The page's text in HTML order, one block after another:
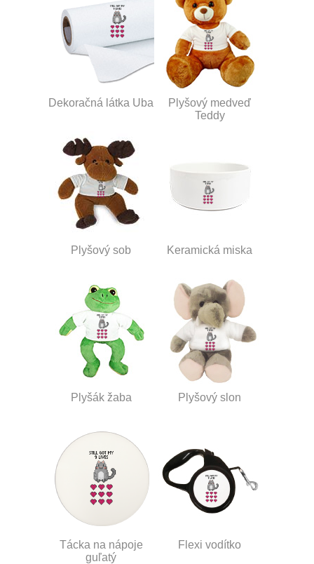
Dekoračná látka Uba
Plyšový medveď
Teddy
Plyšový sob Keramická miska
Plyšák žaba Plyšový slon
Tácka na nápoje
guľatý
Flexi vodítko